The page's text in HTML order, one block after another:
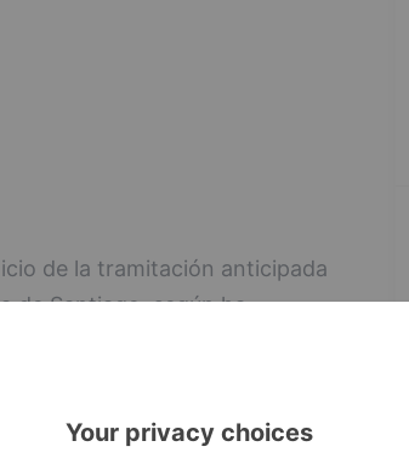
de la tramitación anticipada
de Santiago, según ha
Nuria Barrio.
cumplir con el
acumula un retraso